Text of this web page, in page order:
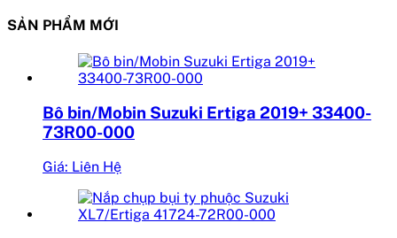
SẢN PHẨM MỚI
Bô bin/Mobin Suzuki Ertiga 2019+ 33400-
73R00-000
Giá: Liên Hệ